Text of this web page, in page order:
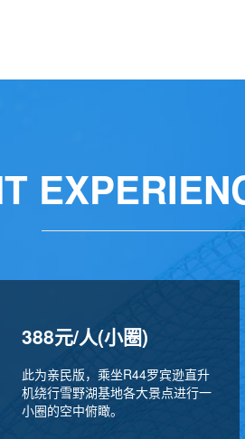
388元/人(小圈)
此为亲民版，乘坐R44罗宾逊直升
机绕行雪野湖基地各大景点进行一
小圈的空中俯瞰。